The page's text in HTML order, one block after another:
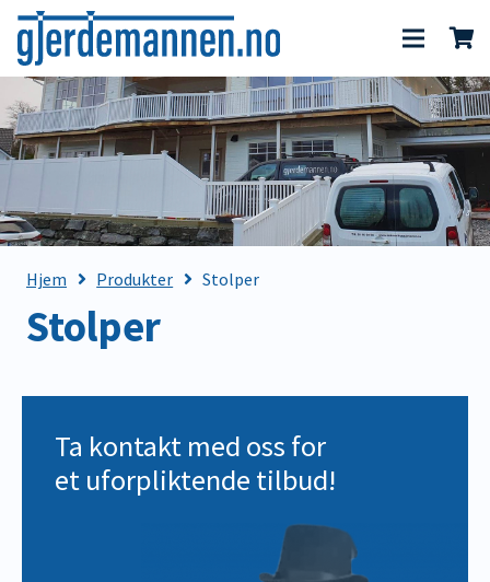
Hjem Produkter Stolper
Stolper
Ta kontakt med oss for
et uforpliktende tilbud!